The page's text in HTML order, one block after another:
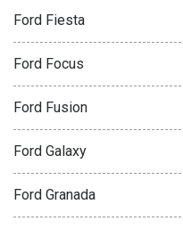
Ford Fiesta
Ford Focus
Ford Fusion
Ford Galaxy
Ford Granada